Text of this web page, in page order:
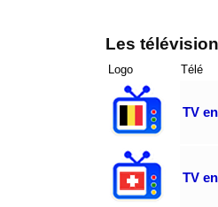
Les
Logo Télé
TV
TV